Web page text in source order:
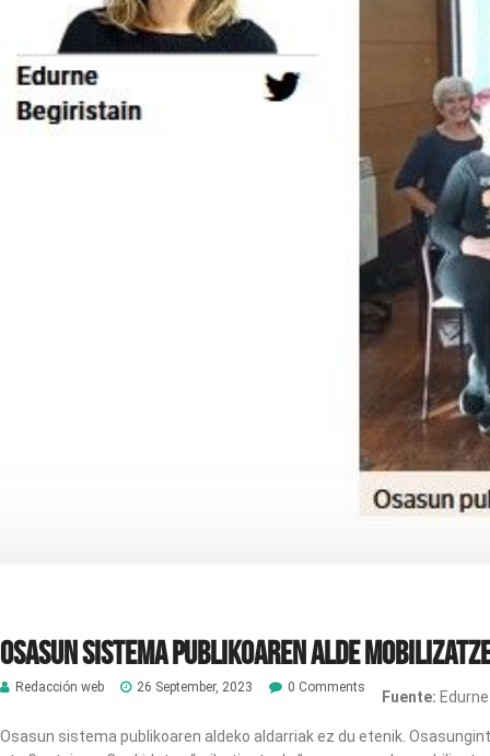
Osasun sistema publikoaren alde
Redacción web 26 September, 2023 0 Comments
Fuente:
Osasun sistema publikoaren aldeko aldarriak ez du etenik.